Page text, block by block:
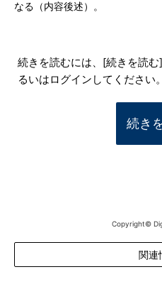
なる（内容後述）。
続きを読むには、[続きを読
るいはログインしてください。
続き
Copyright©
関連